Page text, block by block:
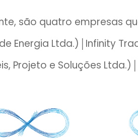
são quatro empresas
Energia Ltda.)│Infinity
Projeto e Soluções